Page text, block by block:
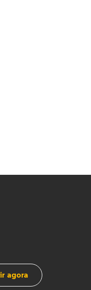
agora